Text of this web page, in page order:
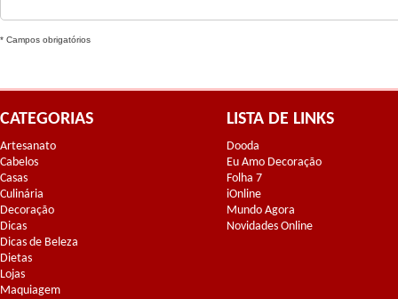
* Campos obrigatórios
CATEGORIAS
Artesanato
Cabelos
Casas
Culinária
Decoração
Dicas
Dicas de Beleza
Dietas
Lojas
Maquiagem
LISTA DE LINKS
Dooda
Eu Amo Decoração
Folha 7
iOnline
Mundo Agora
Novidades Online